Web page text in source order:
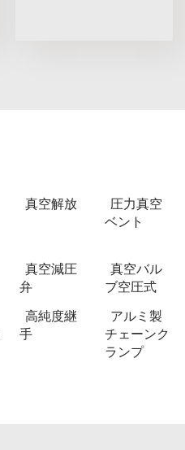
真空解放
圧力真空
ベント
真空減圧
弁
真空バル
ブ空圧式
高純度継
手
アルミ製
チェーンク
ランプ